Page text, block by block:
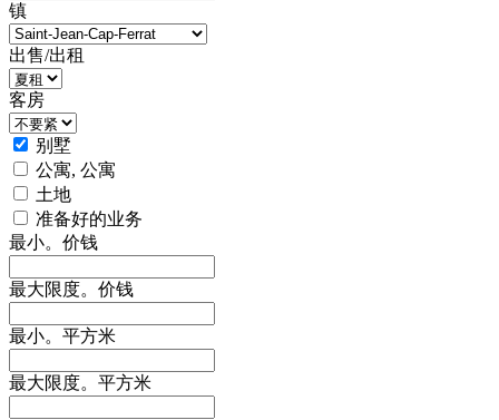
镇
出售/出租
客房
别墅
公寓, 公寓
土地
准备好的业务
最小。价钱
最大限度。价钱
最小。平方米
最大限度。平方米